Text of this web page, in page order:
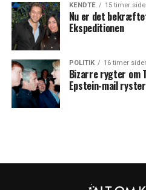
KENDTE 15 timer
Nu er det
Ekspeditionen
POLITIK 16 timer
Bizarre rygter om
Epstein-mail ryster